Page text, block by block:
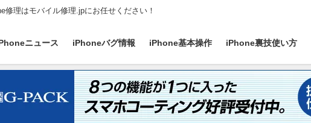
理はモバイル修理.jpにお任せください！
ニュース iPhoneバグ情報 iPhone基本操作 iPhone裏技使い方